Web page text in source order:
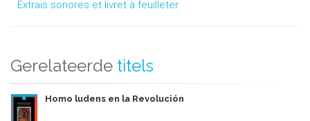
Extrais sonores et livret à feuilleter
Gerelateerde titels
Homo ludens en la Revolución